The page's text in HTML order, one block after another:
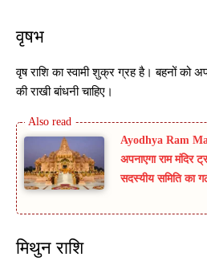
वृषभ
वृष राशि का स्वामी शुक्र ग्रह है। बहनों को
की राखी बांधनी चाहिए।
Ayodhya Ram
अपनाएगा राम मंदिर
सदस्यीय समिति का
मिथुन राशि